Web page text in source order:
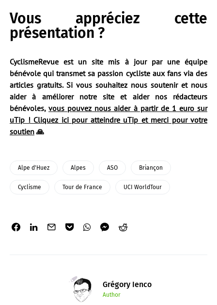
Vous appréciez cette
présentation ?
CyclismeRevue est un site mis à jour par une équipe
bénévole qui transmet sa passion cycliste aux fans via des
articles gratuits. Si vous souhaitez nous soutenir et nous
aider à améliorer notre site et aider nos rédacteurs
bénévoles,vous pouvez nous aider à partir de 1 euro sur
uTip ! Cliquez ici pour atteindre uTip et merci pour votre
soutien 🙏
Alpe d'Huez Alpes ASO Briançon
Cyclisme Tour de France UCI WorldTour
Grégory Ienco
Author